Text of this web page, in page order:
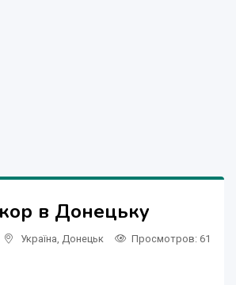
в Донецьку
Україна Донецьк Просмотров: 61